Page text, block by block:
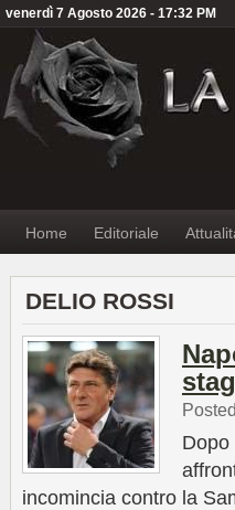
venerdì 7 Agosto 2026 - 17:32 PM
Home Editoriale
DELIO ROSSI
Dopo
incomincia contro la